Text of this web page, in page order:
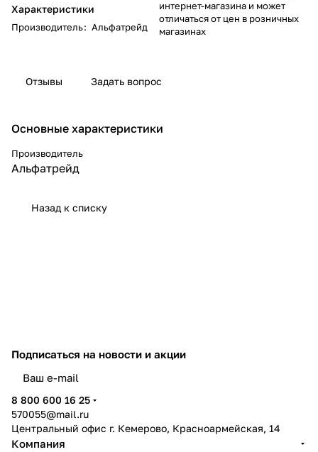
Характеристики
Производитель: Альфатрейд
интернет-магазина и может
отличаться от цен в розничных
магазинах
Отзывы Задать вопрос
Основные характеристики
Производитель
Альфатрейд
Назад к списку
Подписаться на новости и акции
8 800 600 16 25
570055@mail.ru
Центральный офис г. Кемерово, Красноармейская, 14
Компания